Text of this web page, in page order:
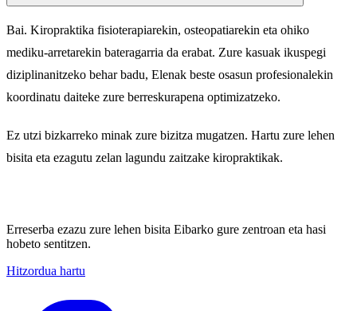
Bai. Kiropraktika fisioterapiarekin, osteopatiarekin eta ohiko
mediku-arretarekin bateragarria da erabat. Zure kasuak ikuspegi
diziplinanitzeko behar badu, Elenak beste osasun profesionalekin
koordinatu daiteke zure berreskurapena optimizatzeko.
Ez utzi bizkarreko minak zure bizitza mugatzen. Hartu zure lehen
bisita eta ezagutu zelan lagundu zaitzake kiropraktikak.
Erreserba ezazu zure lehen bisita Eibarko gure zentroan eta hasi
hobeto sentitzen.
Hitzordua hartu